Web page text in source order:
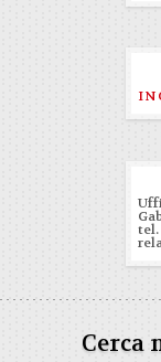
tel.
Cerca